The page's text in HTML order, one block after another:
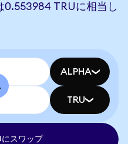
TRUに相当し
ALPHA
TRU
スワップ